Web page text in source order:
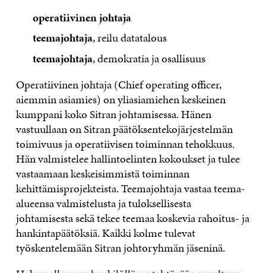
operatiivinen johtaja
teemajohtaja, reilu datatalous
teemajohtaja, demokratia ja osallisuus
Operatiivinen johtaja (Chief operating officer,
aiemmin asiamies) on yliasiamiehen keskeinen
kumppani koko Sitran johtamisessa. Hänen
vastuullaan on Sitran päätöksentekojärjestelmän
toimivuus ja operatiivisen toiminnan tehokkuus.
Hän valmistelee hallintoelinten kokoukset ja tulee
vastaamaan keskeisimmistä toiminnan
kehittämisprojekteista. Teemajohtaja vastaa teema-
alueensa valmistelusta ja tuloksellisesta
johtamisesta sekä tekee teemaa koskevia rahoitus- ja
hankintapäätöksiä. Kaikki kolme tulevat
työskentelemään Sitran johtoryhmän jäseninä.